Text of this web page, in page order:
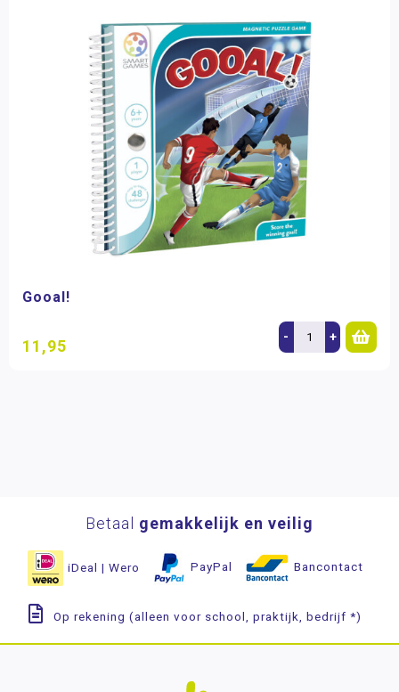
Gooal!
11,95 - +
Betaal gemakkelijk en veilig
iDeal | Wero PayPal Bancontact
Op rekening (alleen voor school, praktijk, bedrijf *)